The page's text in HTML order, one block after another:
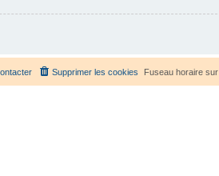
Fuseau horaire sur
Supprimer les cookies